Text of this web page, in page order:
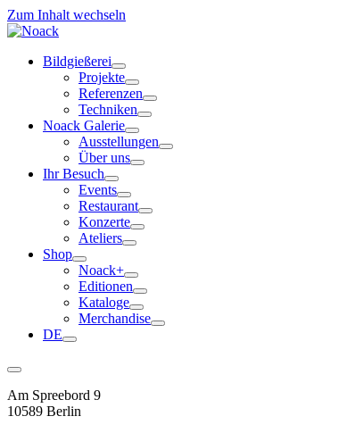
Zum Inhalt wechseln
Bildgießerei
Projekte
Referenzen
Techniken
Noack Galerie
Ausstellungen
Über uns
Ihr Besuch
Events
Restaurant
Konzerte
Ateliers
Shop
Noack+
Editionen
Kataloge
Merchandise
DE
Am Spreebord 9
10589 Berlin